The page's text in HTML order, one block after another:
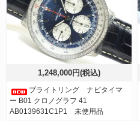
1,248,000円(税込)
ブライトリング ナビタイマ
ー B01 クロノグラフ 41
AB0139631C1P1 未使用品